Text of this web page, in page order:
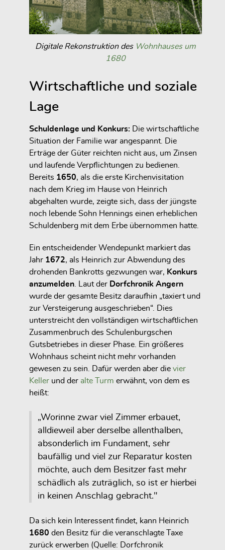
Digitale Rekonstruktion des Wohnhauses um
1680
Wirtschaftliche und soziale
Lage
Schuldenlage und Konkurs:
Die wirtschaftliche
Situation der Familie war angespannt. Die
Erträge der Güter reichten nicht aus, um Zinsen
und laufende Verpflichtungen zu bedienen.
Bereits 1650, als die erste Kirchenvisitation
nach dem Krieg im Hause von Heinrich
abgehalten wurde, zeigte sich, dass der jüngste
noch lebende Sohn Hennings einen erheblichen
Schuldenberg mit dem Erbe übernommen hatte.
Ein entscheidender Wendepunkt markiert das
Jahr 1672, als Heinrich zur Abwendung des
drohenden Bankrotts gezwungen war, Konkurs
anzumelden. Laut der Dorfchronik Angern
wurde der gesamte Besitz daraufhin „taxiert und
zur Versteigerung ausgeschrieben“. Dies
unterstreicht den vollständigen wirtschaftlichen
Zusammenbruch des Schulenburgschen
Gutsbetriebes in dieser Phase. Ein größeres
Wohnhaus scheint nicht mehr vorhanden
gewesen zu sein. Dafür werden aber die vier
Keller und der alte Turm erwähnt, von dem es
heißt:
„Worinne zwar viel Zimmer erbauet,
alldieweil aber derselbe allenthalben,
absonderlich im Fundament, sehr
baufällig und viel zur Reparatur kosten
möchte, auch dem Besitzer fast mehr
schädlich als zuträglich, so ist er hierbei
in keinen Anschlag gebracht."
Da sich kein Interessent findet, kann Heinrich
1680 den Besitz für die veranschlagte Taxe
zurück erwerben (Quelle: Dorfchronik